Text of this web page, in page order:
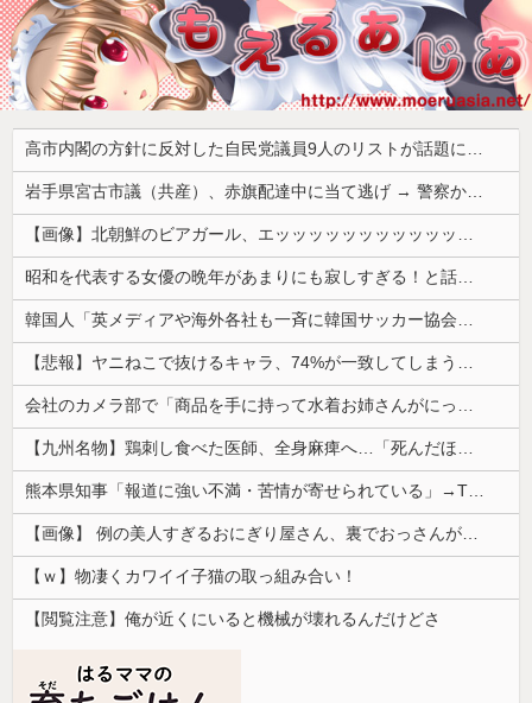
高市内閣の方針に反対した自民党議員9人のリストが話題に、「岩屋はどこへ行った？」との指摘もあるが……
岩手県宮古市議（共産）、赤旗配達中に当て逃げ → 警察から連絡が来て宮古署を訪れ事情聴取
【画像】北朝鮮のビアガール、エッッッッッッッッッッッッッッッッッ！
昭和を代表する女優の晩年があまりにも寂しすぎる！と話題に、自身の子供を餓死する寸前までネグレクトした挙句……
韓国人「英メディアや海外各社も一斉に韓国サッカー協会を巡る過去の不祥事を報道！」→「国際的な信用失墜の危機‥」
【悲報】ヤニねこで抜けるキャラ、74%が一致してしまうｗｗｗｗｗ
会社のカメラ部で「商品を手に持って水着お姉さんがにっこり」を撮影、だがお姉さんは素人アルバイトで親バレした結果……
【九州名物】鶏刺し食べた医師、全身麻痺へ…「死んだほうが良かったと思っていた」
熊本県知事「報道に強い不満・苦情が寄せられている」→TBSの報道特集がまさにそれな件
【画像】 例の美人すぎるおにぎり屋さん、裏でおっさんが握っていたｗｗｗｗｗｗｗｗｗｗｗｗｗｗｗｗｗ
【ｗ】物凄くカワイイ子猫の取っ組み合い！
【閲覧注意】俺が近くにいると機械が壊れるんだけどさ